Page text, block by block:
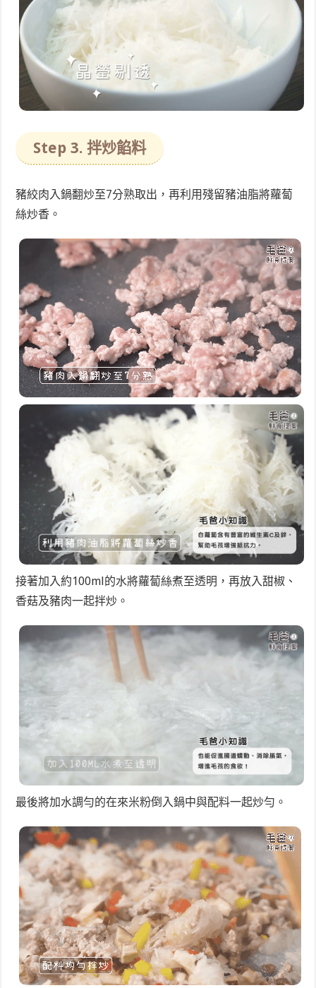
Step 3. 拌炒餡料
豬絞肉入鍋翻炒至7分熟取出，再利用殘留豬油脂將蘿蔔
絲炒香。
接著加入約100ml的水將蘿蔔絲煮至透明，再放入甜椒、
香菇及豬肉一起拌炒。
最後將加水調勻的在來米粉倒入鍋中與配料一起炒勻。